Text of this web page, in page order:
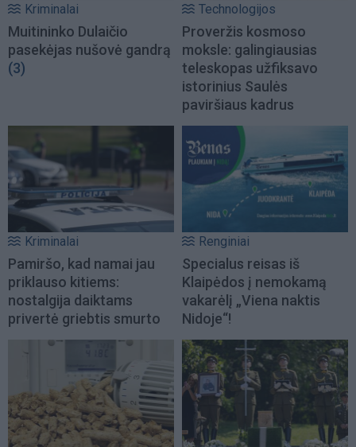
Kriminalai
Muitininko Dulaičio
pasekėjas nušovė gandrą
(3)
Technologijos
Proveržis kosmoso
moksle: galingiausias
teleskopas užfiksavo
istorinius Saulės
paviršiaus kadrus
Kriminalai
Pamiršo, kad namai jau
priklauso kitiems:
nostalgija daiktams
privertė griebtis smurto
Renginiai
Specialus reisas iš
Klaipėdos į nemokamą
vakarėlį „Viena naktis
Nidoje“!